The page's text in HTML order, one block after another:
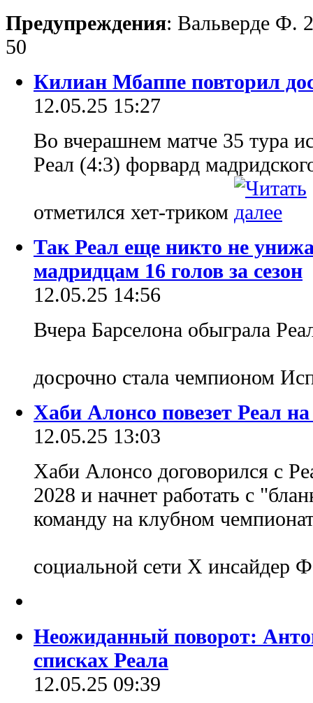
Предупреждения: Вальверде Ф.
50
Килиан Мбаппе повторил
12.05.25 15:27
Во вчерашнем матче 35 тура
Реал (4:3) форвард
отметился хет-триком
Так Реал еще никто не
мадридцам 16 голов за сезон
12.05.25 14:56
Вчера Барселона обыграла
досрочно стала чемпионом
Хаби Алонсо повезет Реал
12.05.25 13:03
Хаби Алонсо договорился с
2028 и начнет работать с
команду на клубном
социальной сети Х инсайдер
Неожиданный поворот:
списках Реала
12.05.25 09:39